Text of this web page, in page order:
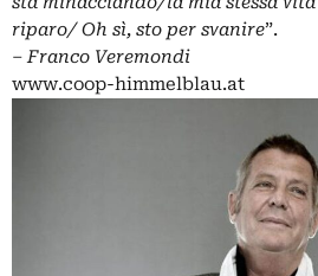
riparo/ Oh sì, sto per svanire”.
‒Franco Veremondi
www.coop-himmelblau.at